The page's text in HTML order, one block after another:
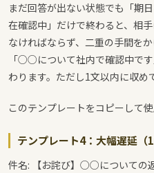
まだ回答が出ない状態でも「期
在確認中」だけで終わると、相
なければならず、二重の手間を
「○○について社内で確認中で
わります。ただし1文以内に収め
このテンプレートをコピーして使
テンプレート4：大幅遅延（
件名: 【お詫び】○○についての